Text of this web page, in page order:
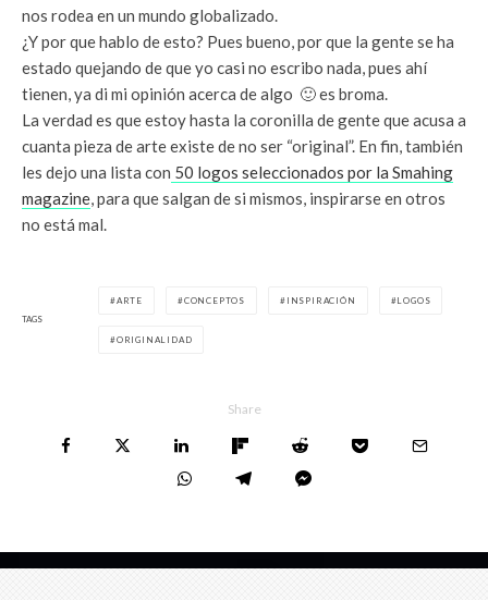
nos rodea en un mundo globalizado.
¿Y por que hablo de esto? Pues bueno, por que la gente se ha
estado quejando de que yo casi no escribo nada, pues ahí
tienen, ya di mi opinión acerca de algo 🙂 es broma.
La verdad es que estoy hasta la coronilla de gente que acusa a
cuanta pieza de arte existe de no ser “original”. En fin, también
les dejo una lista con 50 logos seleccionados por la Smahing
magazine, para que salgan de si mismos, inspirarse en otros
no está mal.
TAGS
ARTE CONCEPTOS INSPIRACIÓN LOGOS
ORIGINALIDAD
Share